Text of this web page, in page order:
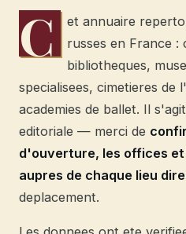
C
et annuaire
russes en France :
bibliotheques,
specialisees, cimetieres de
academies de ballet. Il
editoriale — merci de
d'ouverture, les offices
aupres de chaque lieu
deplacement.